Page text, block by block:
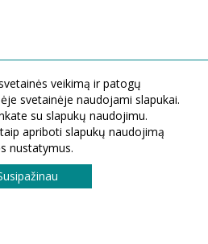
veikimą ir patogų
svetainėje naudojami slapukai.
su slapukų naudojimu.
apriboti slapukų naudojimą
nustatymus.